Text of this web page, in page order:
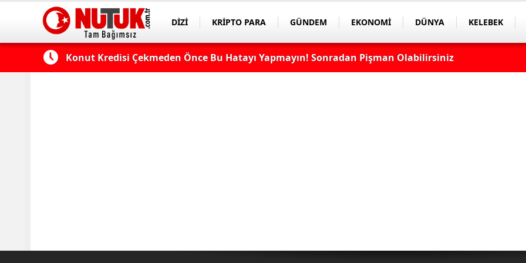
DİZİ KRİPTO PARA GÜNDEM EKONOMİ DÜNYA KELEBEK
Edilmeli? Konut Kredisi Çekmeden Önce Bu Hatayı Yapmayın! Sonradan Pişman Olabilirsiniz